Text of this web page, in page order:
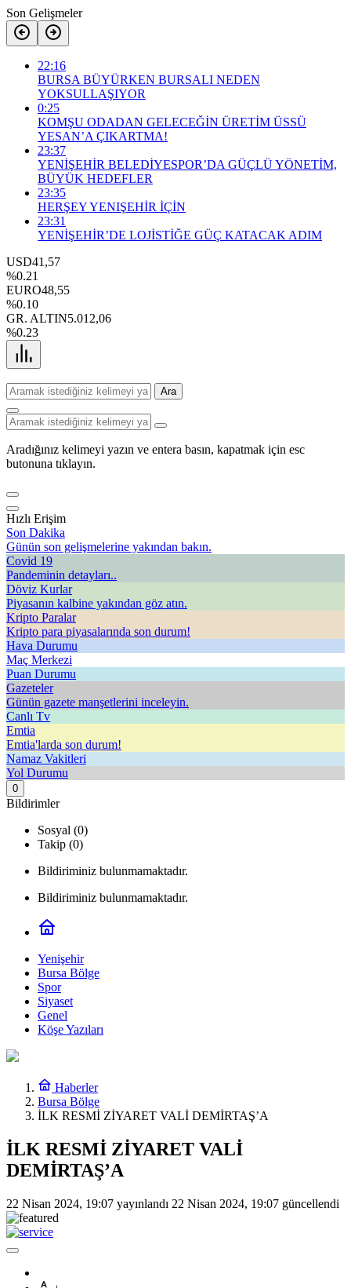
Son Gelişmeler
22:16
BURSA BÜYÜRKEN BURSALI NEDEN
YOKSULLAŞIYOR
0:25
KOMŞU ODADAN GELECEĞİN ÜRETİM ÜSSÜ
YESAN’A ÇIKARTMA!
23:37
YENİŞEHİR BELEDİYESPOR’DA GÜÇLÜ YÖNETİM,
BÜYÜK HEDEFLER
23:35
HERŞEY YENIŞEHİR İÇİN
23:31
YENİŞEHİR’DE LOJİSTİĞE GÜÇ KATACAK ADIM
USD41,57
%0.21
EURO48,55
%0.10
GR. ALTIN5.012,06
%0.23
Ara
Aradığınız kelimeyi yazın ve entera basın, kapatmak için esc
butonuna tıklayın.
Hızlı Erişim
Son Dakika
Günün son gelişmelerine yakından bakın.
Covid 19
Pandeminin detayları..
Döviz Kurlar
Piyasanın kalbine yakından göz atın.
Kripto Paralar
Kripto para piyasalarında son durum!
Hava Durumu
Maç Merkezi
Puan Durumu
Gazeteler
Günün gazete manşetlerini inceleyin.
Canlı Tv
Emtia
Emtia'larda son durum!
Namaz Vakitleri
Yol Durumu
0
Bildirimler
Sosyal (0)
Takip (0)
Bildiriminiz bulunmamaktadır.
Bildiriminiz bulunmamaktadır.
Yenişehir
Bursa Bölge
Spor
Siyaset
Genel
Köşe Yazıları
Haberler
Bursa Bölge
İLK RESMİ ZİYARET VALİ DEMİRTAŞ’A
İLK RESMİ ZİYARET VALİ
DEMİRTAŞ’A
22 Nisan 2024, 19:07 yayınlandı 22 Nisan 2024, 19:07 güncellendi